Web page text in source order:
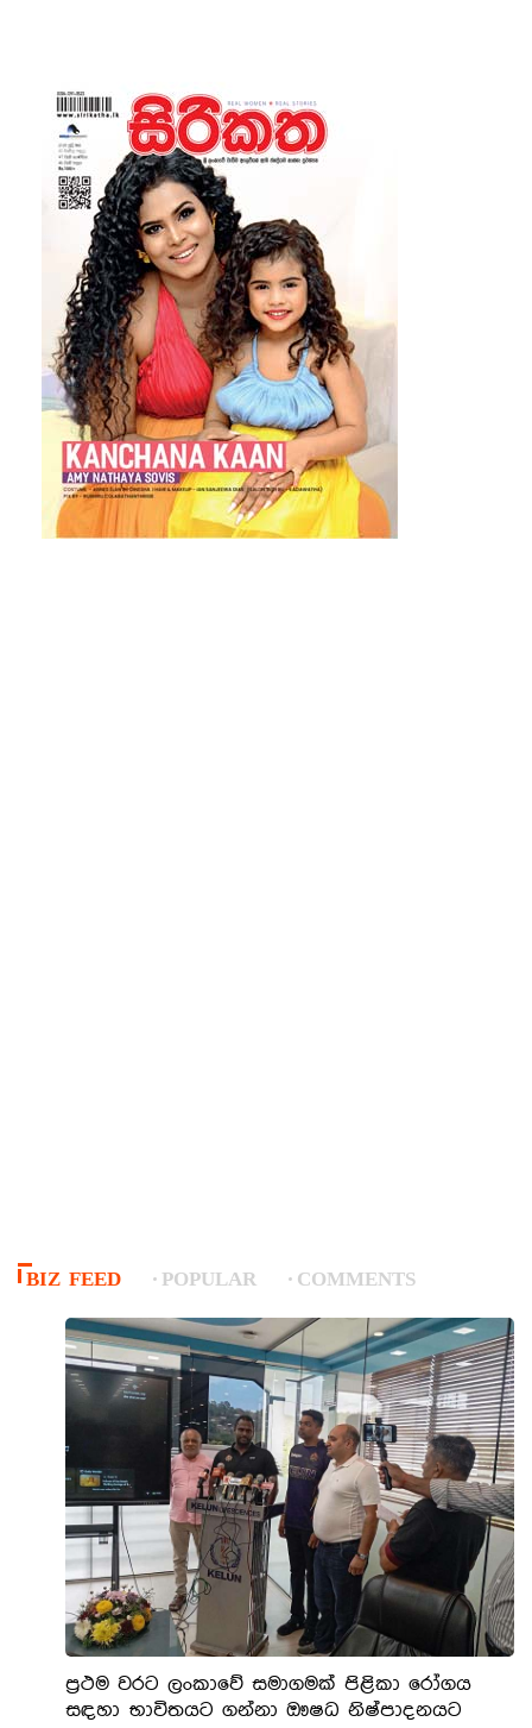
BIZ FEED POPULAR COMMENTS
ප්‍රථම වරට ලංකාවේ සමාගමක් පිළිකා රෝගය
සඳහා භාවිතයට ගන්නා ඖෂධ නිෂ්පාදනයට